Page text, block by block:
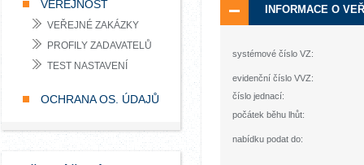
VEŘEJNOST
VEŘEJNÉ ZAKÁZKY
PROFILY ZADAVATELŮ
TEST NASTAVENÍ
OCHRANA OS. ÚDAJŮ
INFORMACE O
systémové číslo VZ:
evidenční číslo VVZ:
číslo jednací:
počátek běhu lhůt:
nabídku podat do: